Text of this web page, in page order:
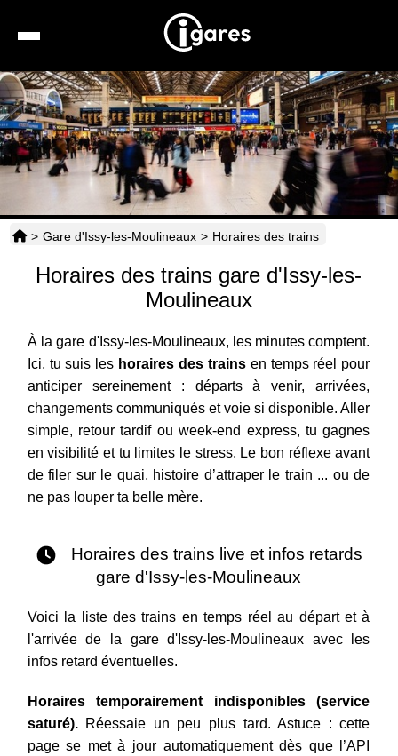
Recherche
Location de voiture
Hôtels
Horaires
> Gare d'Issy-les-Moulineaux > Horaires des trains
Horaires des trains gare d'Issy-les-
Moulineaux
À la gare d'Issy-les-Moulineaux, les minutes comptent.
Ici, tu suis les horaires des trainsen temps réel pour
anticiper sereinement : départs à venir, arrivées,
changements communiqués et voie si disponible. Aller
simple, retour tardif ou week-end express, tu gagnes
en visibilité et tu limites le stress. Le bon réflexe avant
de filer sur le quai, histoire d’attraper le train ... ou de
ne pas louper ta belle mère.
Horaires des trains live et infos retards
gare d'Issy-les-Moulineaux
Voici la liste des trains en temps réel au départ et à
l'arrivée de la gare d'Issy-les-Moulineaux avec les
infos retard éventuelles.
Horaires temporairement indisponibles (service
saturé).Réessaie un peu plus tard. Astuce : cette
page se met à jour automatiquement dès que l’API